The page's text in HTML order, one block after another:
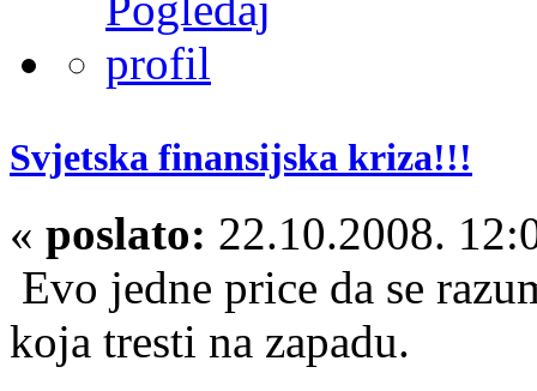
Svjetska finansijska kriza!!!
« poslato: 22.10.2008.
Evo jedne price da se
koja tresti na zapadu.